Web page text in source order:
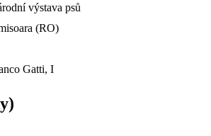
výstava psů
(RO)
Gatti, I